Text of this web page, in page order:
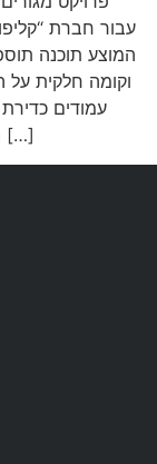
עמודים
הרשות. חודשה מערכת הביוב בקומת הקרקע […]